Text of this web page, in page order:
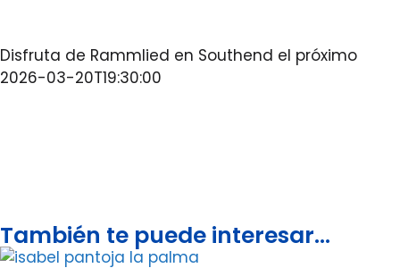
Disfruta de Rammlied en Southend el próximo
2026-03-20T19:30:00
También te puede interesar...